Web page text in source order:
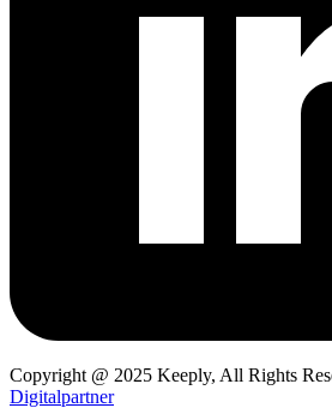
Copyright @ 2025 Keeply, All Rights
Digitalpartner